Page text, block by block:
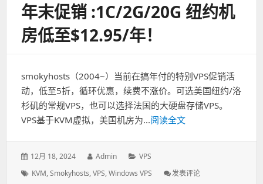
VPS
圣
1C/200M/20GB
HDD/2T
流
量
年末促销 :1C/2G/20G 纽约机
房低至$12.95/年！
smokyhosts（2004~）当前在搞年付的特别VPS促销活
动，低至5折，循环优惠，续费不涨价。可选美国纽约/洛
杉矶的常规VPS，也可以选择法国的大硬盘存储VPS。
VPS基于KVM虚拟，美国机房为...阅读全文
发
于：
12月 18, 2024
作
Admin
分
VPS
标
KVM,Smokyhosts,VPS,Windows VPS 发表评论